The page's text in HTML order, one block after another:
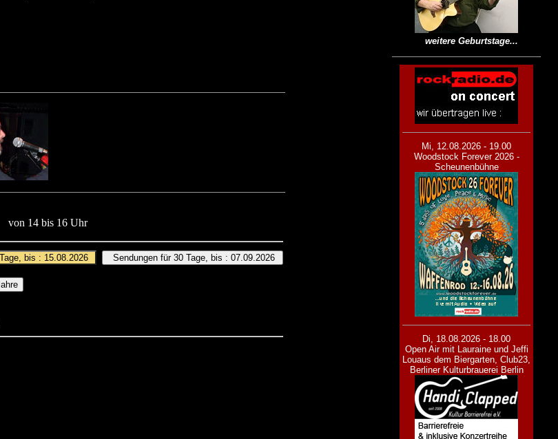
von 14 bis 16 Uhr
weitere Geburtstage...
Mi, 12.08.2026 - 19.00
Woodstock Forever 2026 -
Scheunenbühne
Di, 18.08.2026 - 18.00
Open Air mit Lauraine und Jeffi
Louaus dem Biergarten, Club23,
Berliner Kulturbrauerei Berlin